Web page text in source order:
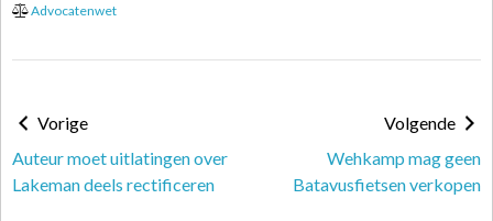
Advocatenwet
Vorige
Auteur moet uitlatingen over
Lakeman deels rectificeren
Volgende
Wehkamp mag geen
Batavusfietsen verkopen